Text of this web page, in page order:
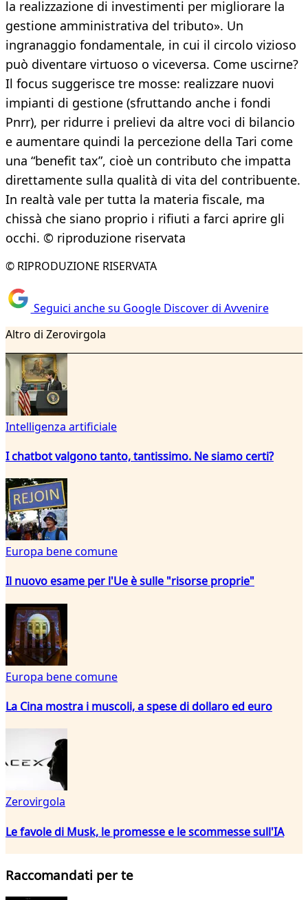
la realizzazione di investimenti per migliorare la
gestione amministrativa del tributo». Un
ingranaggio fondamentale, in cui il circolo vizioso
può diventare virtuoso o viceversa. Come uscirne?
Il focus suggerisce tre mosse: realizzare nuovi
impianti di gestione (sfruttando anche i fondi
Pnrr), per ridurre i prelievi da altre voci di bilancio
e aumentare quindi la percezione della Tari come
una “benefit tax”, cioè un contributo che impatta
direttamente sulla qualità di vita del contribuente.
In realtà vale per tutta la materia fiscale, ma
chissà che siano proprio i rifiuti a farci aprire gli
occhi. © riproduzione riservata
© RIPRODUZIONE RISERVATA
Seguici anche su Google Discover di Avvenire
Altro di Zerovirgola
Intelligenza artificiale
I chatbot valgono tanto, tantissimo. Ne siamo certi?
Europa bene comune
Il nuovo esame per l'Ue è sulle "risorse proprie"
Europa bene comune
La Cina mostra i muscoli, a spese di dollaro ed euro
Zerovirgola
Le favole di Musk, le promesse e le scommesse sull'IA
Raccomandati per te